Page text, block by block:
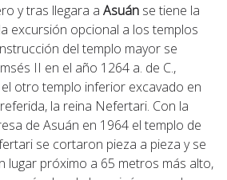
y tras llegara a Asuán se tiene la
excursión opcional a los templos
del templo mayor se
II en el año 1264 a. de C.,
otro templo inferior excavado en
la reina Nefertari. Con la
de Asuán en 1964 el templo de
se cortaron pieza a pieza y se
lugar próximo a 65 metros más alto,